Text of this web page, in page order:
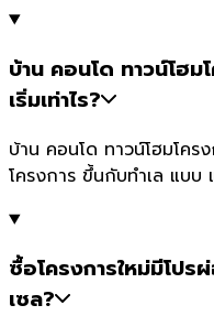
บ้าน คอนโด ทาวน์โฮม
เริ่มเท่าไร?
บ้าน คอนโด ทาวน์โฮมโคร
โครงการ ขึ้นกับทำเล แบบ
ซื้อโครงการใหม่มีโป
เซล?